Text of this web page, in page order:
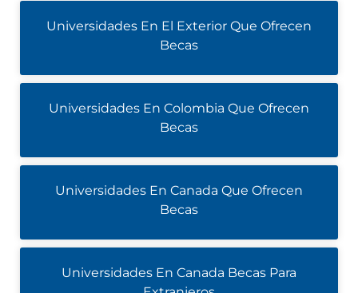
Universidades En El Exterior Que Ofrecen
Becas
Universidades En Colombia Que Ofrecen
Becas
Universidades En Canada Que Ofrecen
Becas
Universidades En Canada Becas Para